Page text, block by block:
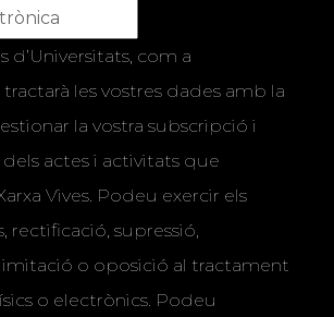
d’Universitats, com a
les vostres dades amb la
la vostra subscripció i
actes i activitats que
Vives. Podeu exercir els
rectificació, supressió,
o oposició al tractament
o electrònics. Podeu